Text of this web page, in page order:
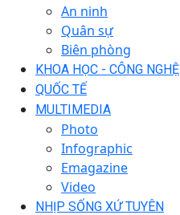
An ninh
Quân sự
Biên phòng
KHOA HỌC - CÔNG NGHỆ
QUỐC TẾ
MULTIMEDIA
Photo
Infographic
Emagazine
Video
NHỊP SỐNG XỨ TUYÊN